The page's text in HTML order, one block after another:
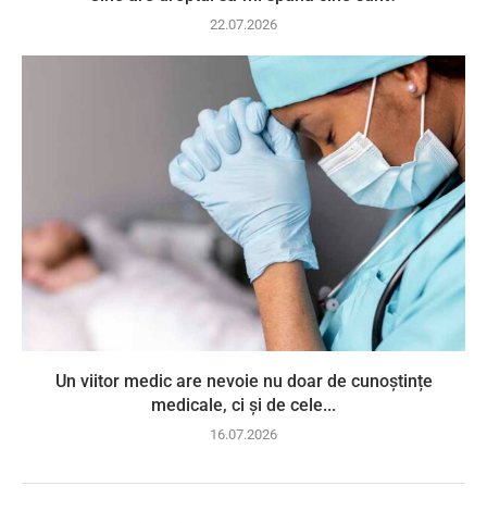
22.07.2026
Un viitor medic are nevoie nu doar de cunoștințe
medicale, ci și de cele...
16.07.2026